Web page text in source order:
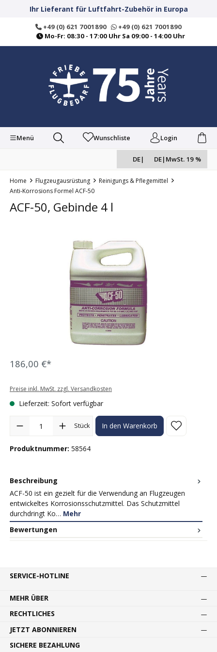
springenIhr Lieferant für Luftfahrt-Zubehör in Europa
+49 (0) 621 7001890
+49 (0) 621 7001890
Mo-Fr: 08:30 - 17:00 Uhr Sa 09:00 - 14:00 Uhr
Menü Wunschliste Login
DE| DE| MwSt. 19 %
Home Flugzeugausrüstung
Reinigungs & Pflegemittel
Anti-Korrosions Formel ACF-50
ACF-50, Gebinde 4 l
Bildergalerie überspringen
186,00 €*
Preise inkl. MwSt. zzgl. Versandkosten
Lieferzeit: Sofort verfügbar
Produkt Anzahl: Gib den gewünschten Wert ein oder benutze die
Stück In den Warenkorb
Produktnummer: 58564
Beschreibung
ACF-50 ist ein gezielt für die Verwendung an Flugzeugen
entwickeltes Korrosionsschutzmittel. Das Schutzmittel
durchdringt Ko… Mehr
Bewertungen
SERVICE-HOTLINE
MEHR ÜBER
RECHTLICHES
JETZT ABONNIEREN
SICHERE BEZAHLUNG